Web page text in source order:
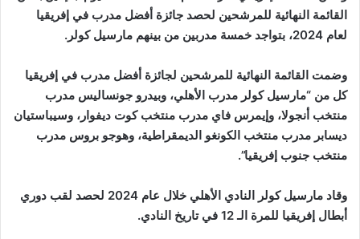
القائمة النهائية للمرشحين لحصد جائزة أفضل مدرب في إفريقيا
لعام 2024، بتواجد خمسة مدربين من بينهم مارسيل كولر.
وضمت القائمة النهائية للمرشحين لجائزة أفضل مدرب في إفريقيا
كل من “مارسيل كولر مدرب الأهلي، وبيدرو جونساليس مدرب
منتخب أنجولا، وإيمرس فاي مدرب منتخب كوت ديفوار، وسيباستيان
ديسابر مدرب منتخب الكونغو الديمقراطية، وهوجو بروس مدرب
منتخب جنوب إفريقيا”.
وقاد مارسيل كولر النادي الأهلي خلال عام 2024 لحصد لقب دوري
أبطال إفريقيا للمرة الـ 12 في تاريخ النادي.